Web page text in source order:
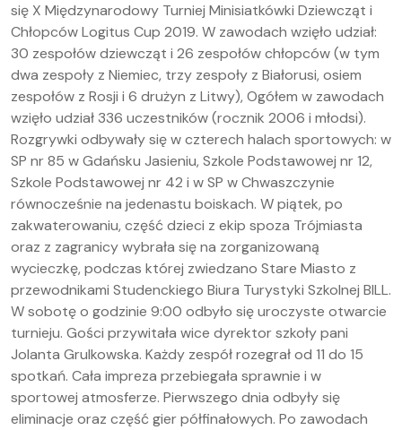
się X Międzynarodowy Turniej Minisiatkówki Dziewcząt i
Chłopców Logitus Cup 2019. W zawodach wzięło udział:
30 zespołów dziewcząt i 26 zespołów chłopców (w tym
dwa zespoły z Niemiec, trzy zespoły z Białorusi, osiem
zespołów z Rosji i 6 drużyn z Litwy), Ogółem w zawodach
wzięło udział 336 uczestników (rocznik 2006 i młodsi).
Rozgrywki odbywały się w czterech halach sportowych: w
SP nr 85 w Gdańsku Jasieniu, Szkole Podstawowej nr 12,
Szkole Podstawowej nr 42 i w SP w Chwaszczynie
równocześnie na jedenastu boiskach. W piątek, po
zakwaterowaniu, część dzieci z ekip spoza Trójmiasta
oraz z zagranicy wybrała się na zorganizowaną
wycieczkę, podczas której zwiedzano Stare Miasto z
przewodnikami Studenckiego Biura Turystyki Szkolnej BILL.
W sobotę o godzinie 9:00 odbyło się uroczyste otwarcie
turnieju. Gości przywitała wice dyrektor szkoły pani
Jolanta Grulkowska. Każdy zespół rozegrał od 11 do 15
spotkań. Cała impreza przebiegała sprawnie i w
sportowej atmosferze. Pierwszego dnia odbyły się
eliminacje oraz część gier półfinałowych. Po zawodach